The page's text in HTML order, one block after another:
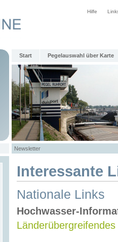
Hilfe
Start Pegelauswahl über Karte
Newsletter
Interessante
Nationale Links
Hochwasser-